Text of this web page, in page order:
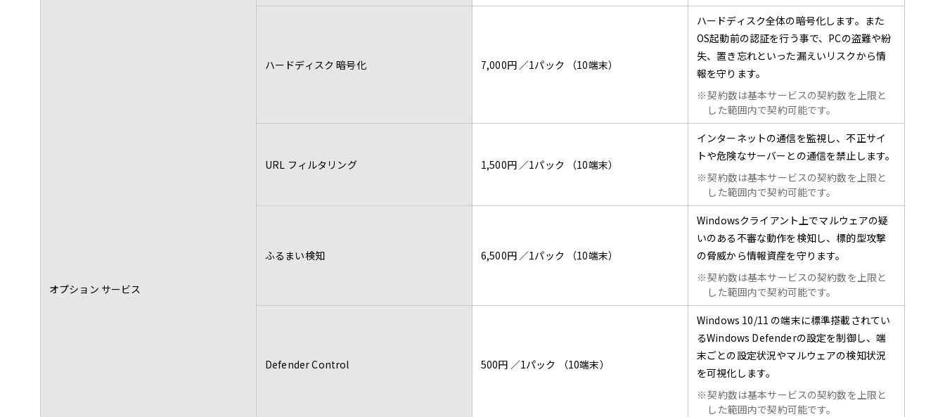
オプション サービス
ハードディスク 暗号化 7,000円 ／1パック （10端末）
ハードディスク全体の暗号化します。また
OS起動前の認証を行う事で、PCの盗難や紛
失、置き忘れといった漏えいリスクから情
報を守ります。
※契約数は基本サービスの契約数を上限と
した範囲内で契約可能です。
URL フィルタリング 1,500円 ／1パック （10端末）
インターネットの通信を監視し、不正サイ
トや危険なサーバーとの通信を禁止します。
※契約数は基本サービスの契約数を上限と
した範囲内で契約可能です。
ふるまい検知 6,500円 ／1パック （10端末）
Windowsクライアント上でマルウェアの疑
いのある不審な動作を検知し、標的型攻撃
の脅威から情報資産を守ります。
※契約数は基本サービスの契約数を上限と
した範囲内で契約可能です。
Defender Control 500円 ／1パック （10端末）
Windows 10/11 の端末に標準搭載されてい
るWindows Defenderの設定を制御し、端
末ごとの設定状況やマルウェアの検知状況
を可視化します。
※契約数は基本サービスの契約数を上限と
した範囲内で契約可能です。